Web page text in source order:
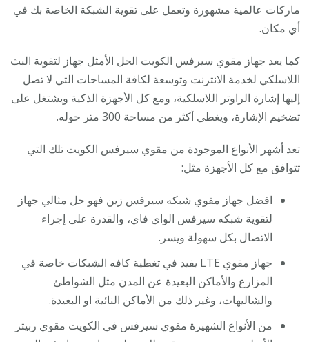
ماركات عالمية مشهورة وتعمل على تقوية الشبكة الخاصة بك في
أي مكان.
كما يعد جهاز مقوي سيرفس الكويت الحل الأمثل جهاز لتقوية البث
اللاسلكي لخدمة الانترنت وتوسعة لكافة المساحات التي لا تصل
إليها إشارة الراوتر اللاسلكية، ومع كل الأجهزة الذكية ويشتغل على
تضخيم الإشارة، ويغطي أكثر من مساحة 300 متر حوله.
تعد أشهر الأنواع الموجودة من مقوي سيرفس الكويت تلك التي
تتوافق مع كل الأجهزة مثل:
افضل جهاز مقوي شبكه سيرفس زين فهو حل مثالي جهاز
لتقوية شبكه سيرفس الواي فاي، والقدرة على إجراء
الاتصال بكل سهولة ويسر.
جهاز مقوي LTE يفيد في تغطية كافه الشبكات خاصة في
المزارع والأماكن البعيدة عن المدن مثل الشواطئ
والشاليهات، وغير ذلك من الأماكن النائية او البعيدة.
من الأنواع الشهيرة مقوي سيرفس في الكويت مقوي ربيتر